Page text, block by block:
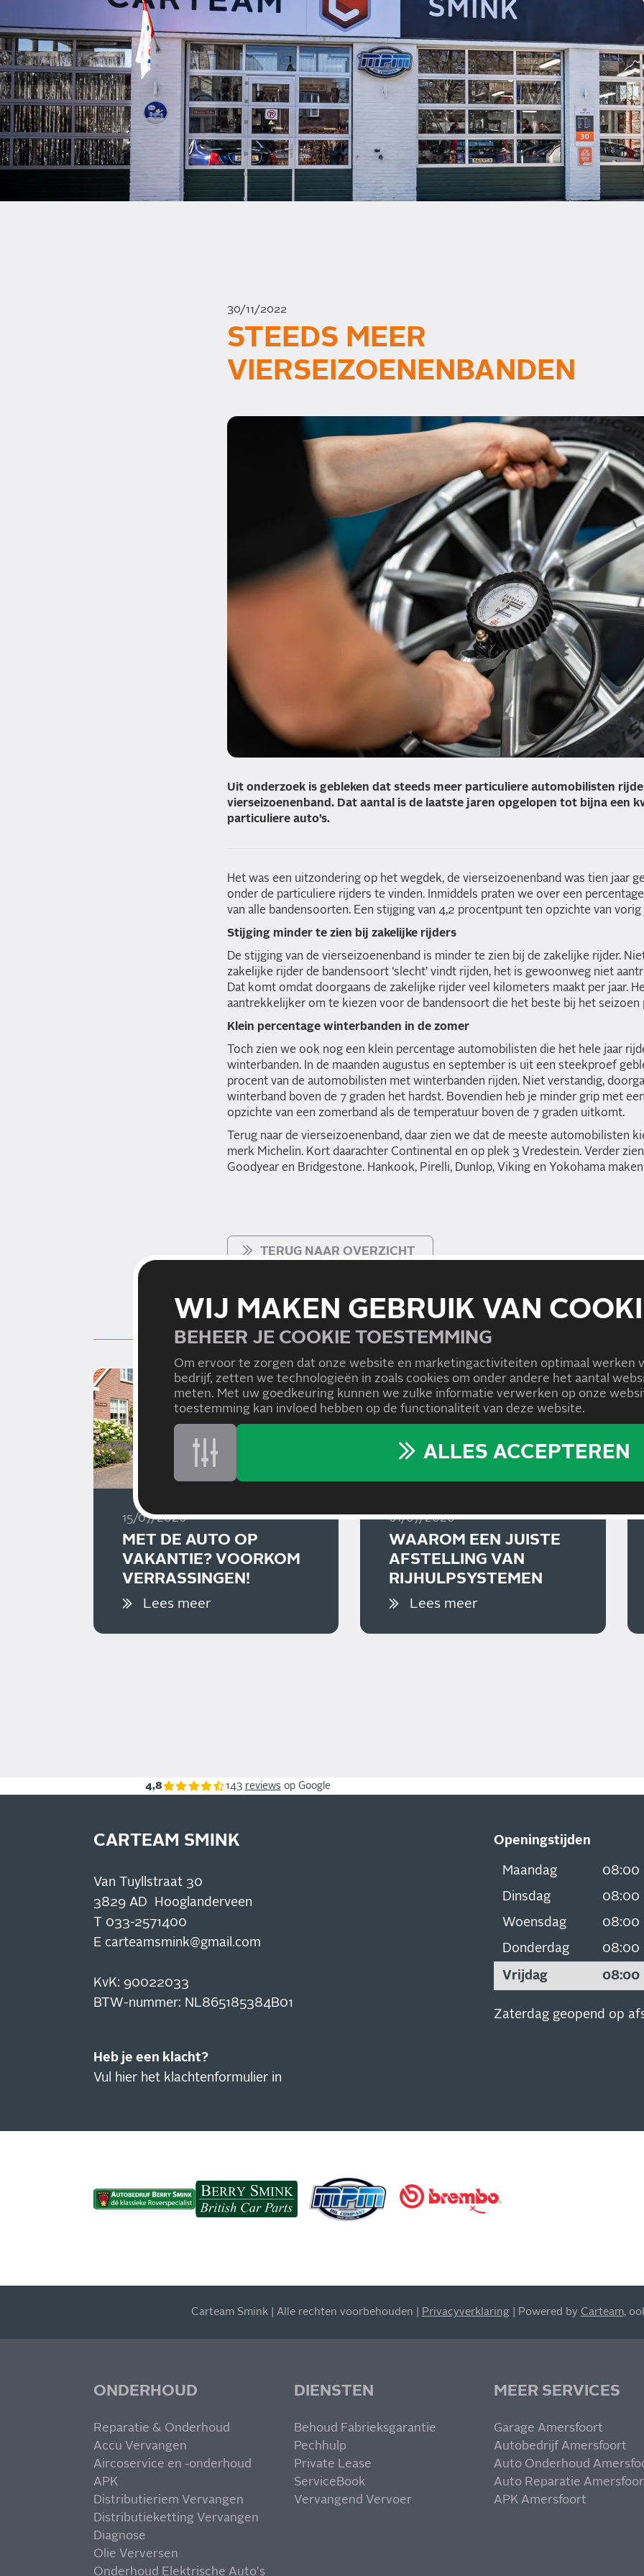
30/11/2022
STEEDS MEER
VIERSEIZOENENBANDEN
Uit onderzoek is gebleken dat steeds meer particuliere automobilisten
vierseizoenenband. Dat aantal is de laatste jaren opgelopen tot bijna een
particuliere auto’s.
Het was een uitzondering op het wegdek, de vierseizoenenband was tien jaar
onder de particuliere rijders te vinden. Inmiddels praten we over een
van alle bandensoorten. Een stijging van 4,2 procentpunt ten opzichte van vorig
Stijging minder te zien bij zakelijke rijders
De stijging van de vierseizoenenband is minder te zien bij de zakelijke rijder.
zakelijke rijder de bandensoort ‘slecht’ vindt rijden, het is gewoonweg niet
Dat komt omdat doorgaans de zakelijke rijder veel kilometers maakt per jaar.
aantrekkelijker om te kiezen voor de bandensoort die het beste bij het seizoen
Klein percentage winterbanden in de zomer
Toch zien we ook nog een klein percentage automobilisten die het hele jaar
winterbanden. In de maanden augustus en september is uit een steekproef
procent van de automobilisten met winterbanden rijden. Niet verstandig,
winterband boven de 7 graden het hardst. Bovendien heb je minder grip met
opzichte van een zomerband als de temperatuur boven de 7 graden uitkomt.
Terug naar de vierseizoenenband, daar zien we dat de meeste automobilisten
merk Michelin. Kort daarachter Continental en op plek 3 Vredestein. Verder
Goodyear en Bridgestone. Hankook, Pirelli, Dunlop, Viking en Yokohama
TERUG NAAR OVERZICHT
15/07/2026
MET DE AUTO OP
VAKANTIE? VOORKOM
VERRASSINGEN!
Lees meer
01/07/2026
WAAROM EEN JUISTE
AFSTELLING VAN
RIJHULPSYSTEMEN
BELANGRIJK IS
Lees meer
4,8 143 reviews op Google
CARTEAM SMINK
Van Tuyllstraat 30
3829 AD Hooglanderveen
T 033-2571400
E carteamsmink@gmail.com
KvK: 90022033
​​​​​BTW-nummer: NL865185384B01
Heb je een klacht?
Vul hier het klachtenformulier in
Openingstijden
Maandag 08:00
Dinsdag
08:00
Woensdag
08:00
Donderdag
08:00
Vrijdag 08:00
Zaterdag geopend op
NIEUWSBRIEF
Blijf op de hoogte van al onze
acties, aanbiedingen en meer!
Carteam Smink | Alle rechten voorbehouden | Privacyverklaring| Powered by Carteam,
ONDERHOUD
Reparatie & Onderhoud
Accu Vervangen
Aircoservice en -onderhoud
APK
Distributieriem Vervangen
Distributieketting Vervangen
Diagnose
Olie Verversen
Onderhoud Elektrische Auto's
DIENSTEN
Behoud Fabrieksgarantie
Pechhulp
Private Lease
ServiceBook
Vervangend Vervoer
MEER SERVICES
Garage Amersfoort
Autobedrijf Amersfoort
Auto Onderhoud
Auto Reparatie
APK Amersfoort
WIJ MAKEN GEBRUIK VAN
BEHEER JE COOKIE TOESTEMMING
Om ervoor te zorgen dat onze website en marketingactiviteiten optimaal werken
bedrijf, zetten we technologieën in zoals cookies om onder andere het aantal
meten. Met uw goedkeuring kunnen we zulke informatie verwerken op onze
toestemming kan invloed hebben op de functionaliteit van deze website.
ALLES ACCEPTEREN